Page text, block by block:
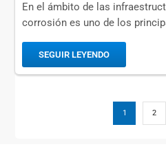
En el ámbito de las
corrosión es uno de los
juego las soluciones
SEGUIR LEYENDO
1 2